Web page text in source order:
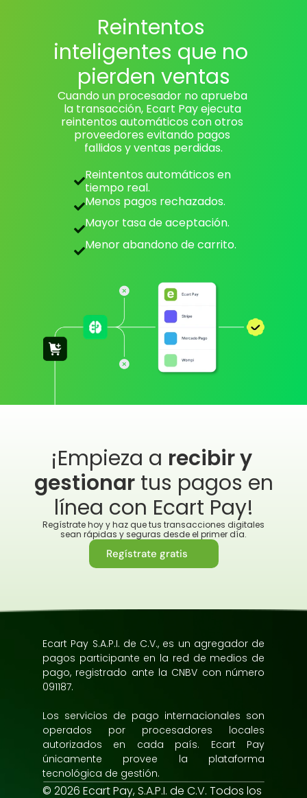
Reintentos
inteligentes que no
pierden ventas
Cuando un procesador no aprueba
la transacción, Ecart Pay ejecuta
reintentos automáticos con otros
proveedores evitando pagos
fallidos y ventas perdidas.
Reintentos automáticos en
tiempo real.
Menos pagos rechazados.
Mayor tasa de aceptación.
Menor abandono de carrito.
¡Empieza a recibir y
gestionar tus pagos en
línea con Ecart Pay!
Regístrate hoy y haz que tus transacciones digitales
sean rápidas y seguras desde el primer día.
Regístrate gratis
Ecart Pay S.A.P.I. de C.V., es un agregador de
pagos participante en la red de medios de
pago, registrado ante la CNBV con número
091187.
Los servicios de pago internacionales son
operados por procesadores locales
autorizados en cada país. Ecart Pay
únicamente provee la plataforma
tecnológica de gestión.
© 2026 Ecart Pay, S.A.P.I. de C.V. Todos los